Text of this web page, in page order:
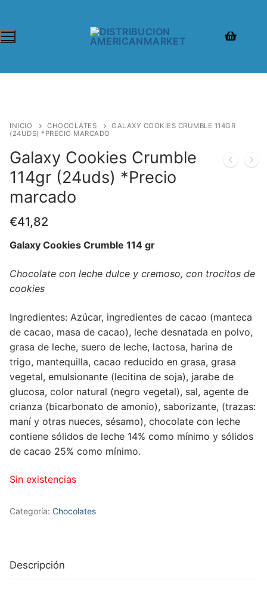
INICIO CHOCOLATES
GALAXY COOKIES CRUMBLE 114GR
(24UDS) *PRECIO MARCADO
Galaxy Cookies Crumble
114gr (24uds) *Precio
marcado
€41,82
Galaxy Cookies Crumble 114 gr
Chocolate con leche dulce y cremoso, con trocitos de
cookies
Ingredientes: Azúcar, ingredientes de cacao (manteca
de cacao, masa de cacao), leche desnatada en polvo,
grasa de leche, suero de leche, lactosa, harina de
trigo, mantequilla, cacao reducido en grasa, grasa
vegetal, emulsionante (lecitina de soja), jarabe de
glucosa, color natural (negro vegetal), sal, agente de
crianza (bicarbonato de amonio), saborizante, (trazas:
maní y otras nueces, sésamo), chocolate con leche
contiene sólidos de leche 14% como mínimo y sólidos
de cacao 25% como mínimo.
Sin existencias
Categoría: Chocolates
Descripción